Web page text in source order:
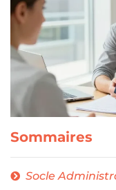
Sommaires
Socle